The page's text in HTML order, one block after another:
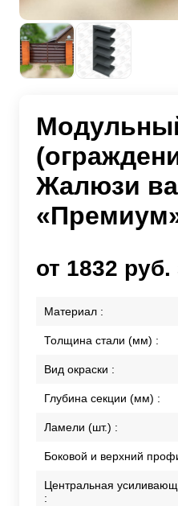
Жалюзи
от 1832 руб.
Материал :
Толщина стали (мм) :
Вид окраски :
Глубина секции (мм) :
Ламели (шт.) :
Боковой и верхний
Центральная
: